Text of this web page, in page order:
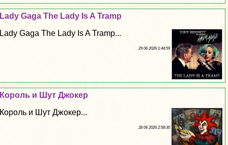
Lady Gaga The Lady Is A Tramp
Lady Gaga The Lady Is A Tramp...
29 06 2026 1:44:59
Король и Шут Джокер
Король и Шут Джокер...
28 06 2026 2:58:30